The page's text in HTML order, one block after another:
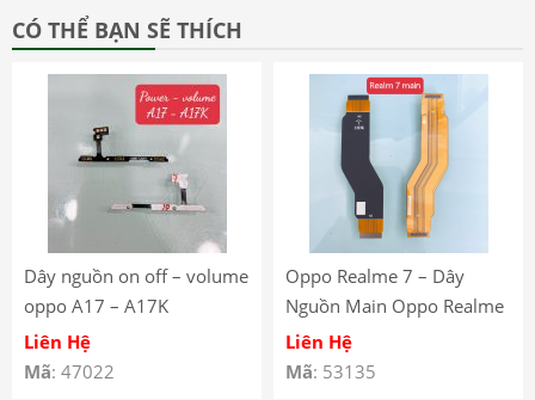
CÓ THỂ BẠN SẼ THÍCH
Dây nguồn on off – volume
oppo A17 – A17K
Liên Hệ
Mã: 47022
Oppo Realme 7 – Dây
Nguồn Main Oppo Realme
7 – Cáp Nối Main Oppo
Realme 7 – Oppo Realme 7
Liên Hệ
Mã: 53135